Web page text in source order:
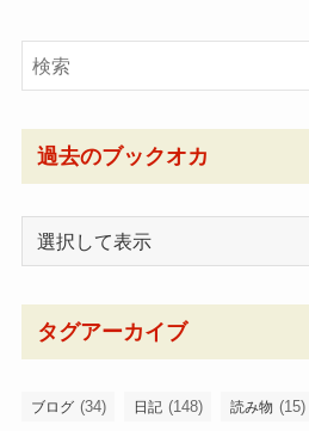
過去のブックオカ
タグアーカイブ
ブログ (34) 日記 (148) 読み物 (15)